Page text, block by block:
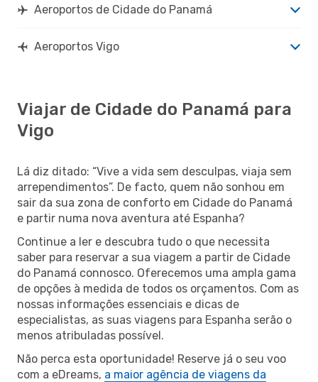
Aeroportos de Cidade do Panamá
Aeroportos Vigo
Viajar de Cidade do Panamá para
Vigo
Lá diz ditado: “Vive a vida sem desculpas, viaja sem
arrependimentos”. De facto, quem não sonhou em
sair da sua zona de conforto em Cidade do Panamá
e partir numa nova aventura até Espanha?
Continue a ler e descubra tudo o que necessita
saber para reservar a sua viagem a partir de Cidade
do Panamá connosco. Oferecemos uma ampla gama
de opções à medida de todos os orçamentos. Com as
nossas informações essenciais e dicas de
especialistas, as suas viagens para Espanha serão o
menos atribuladas possível.
Não perca esta oportunidade! Reserve já o seu voo
com a eDreams, a maior agência de viagens da